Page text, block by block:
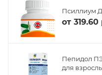
Псиллиум
от 319.60
Пепидол
для